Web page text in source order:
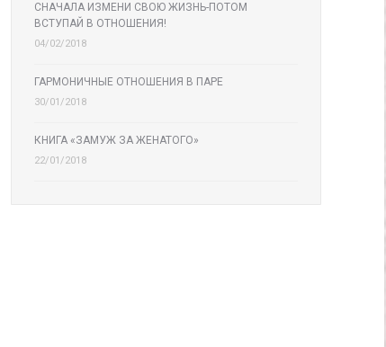
СНАЧАЛА ИЗМЕНИ СВОЮ ЖИЗНЬ-ПОТОМ
ВСТУПАЙ В ОТНОШЕНИЯ!
04/02/2018
ГАРМОНИЧНЫЕ ОТНОШЕНИЯ В ПАРЕ
30/01/2018
КНИГА «ЗАМУЖ ЗА ЖЕНАТОГО»
22/01/2018